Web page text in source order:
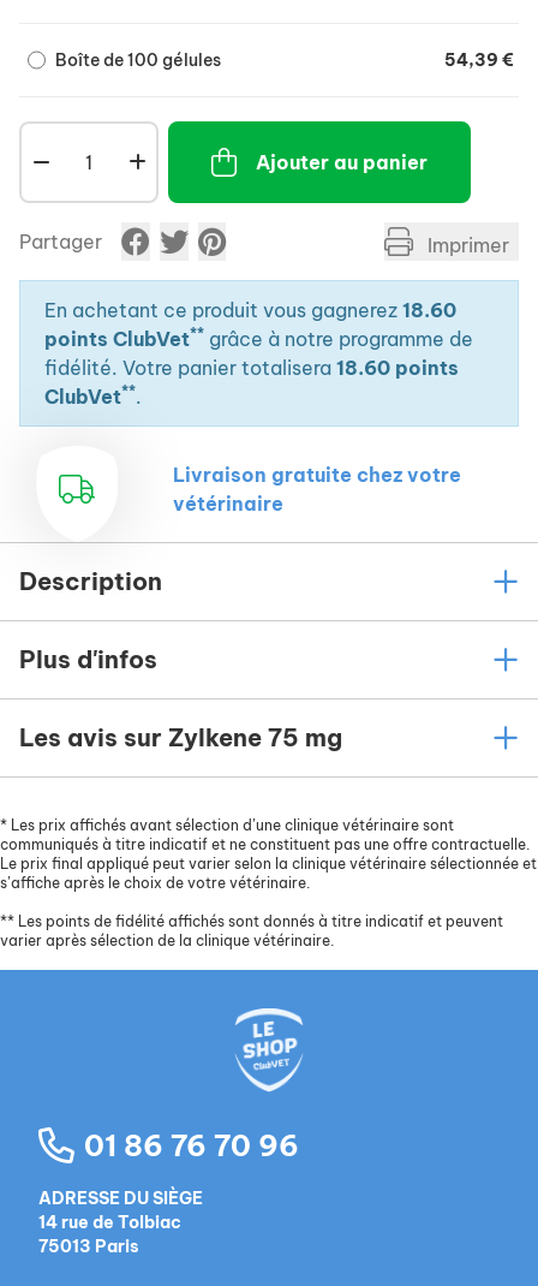
Boîte de 100 gélules 54,39 €
Ajouter au panier
Partager Imprimer
En achetant ce produit vous gagnerez 18.60
points ClubVet** grâce à notre programme de
fidélité. Votre panier totalisera 18.60 points
ClubVet**.
Livraison gratuite chez votre
vétérinaire
Description
Plus d'infos
Les avis sur Zylkene 75 mg
* Les prix affichés avant sélection d’une clinique vétérinaire sont
communiqués à titre indicatif et ne constituent pas une offre contractuelle.
Le prix final appliqué peut varier selon la clinique vétérinaire sélectionnée et
s’affiche après le choix de votre vétérinaire.
** Les points de fidélité affichés sont donnés à titre indicatif et peuvent
varier après sélection de la clinique vétérinaire.
01 86 76 70 96
ADRESSE DU SIÈGE
14 rue de Tolbiac
75013 Paris